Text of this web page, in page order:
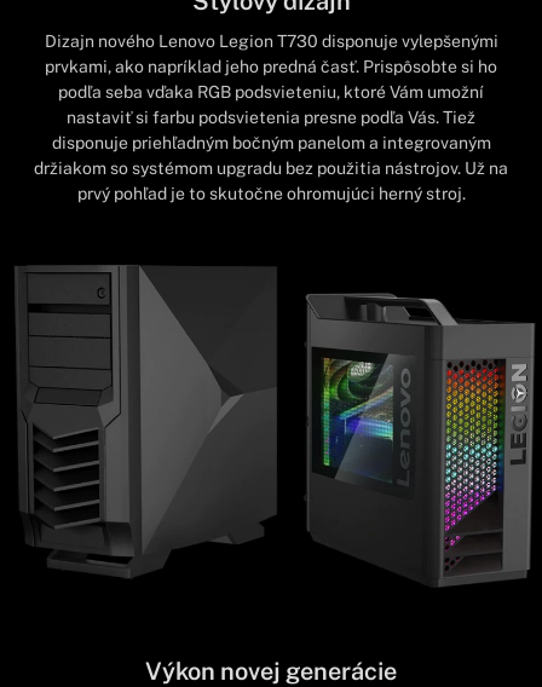
Dizajn nového Lenovo Legion T730 disponuje vylepšenými
prvkami, ako napríklad jeho predná časť. Prispôsobte si ho
podľa seba vďaka RGB podsvieteniu, ktoré Vám umožní
nastaviť si farbu podsvietenia presne podľa Vás. Tiež
disponuje priehľadným bočným panelom a integrovaným
držiakom so systémom upgradu bez použitia nástrojov. Už na
prvý pohľad je to skutočne ohromujúci herný stroj.
Výkon novej generácie